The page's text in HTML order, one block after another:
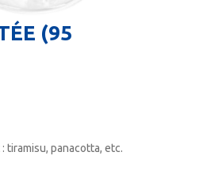
(95
tiramisu, panacotta, etc.